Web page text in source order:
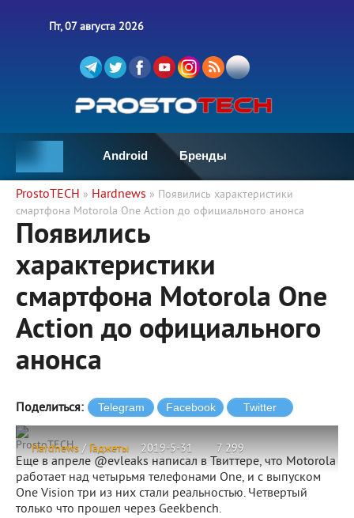
Пт, 07 августа 2026
Android Бренды
ProstoTECH » Hardnews » Появились характеристики
смартфона Motorola One Action до официального анонса
Появились
характеристики
смартфона Motorola One
Action до официального
анонса
Поделиться:
Hardnews / Гаджеты 2019-5-31 7 299
ProstoTECH
Еще в апреле @evleaks написал в Твиттере, что Motorola
работает над четырьмя телефонами One, и с выпуском
One Vision три из них стали реальностью. Четвертый
только что прошел через Geekbench.